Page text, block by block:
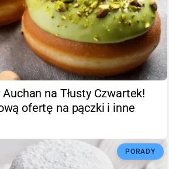
na Tłusty Czwartek!
ofertę na pączki i inne
PORADY